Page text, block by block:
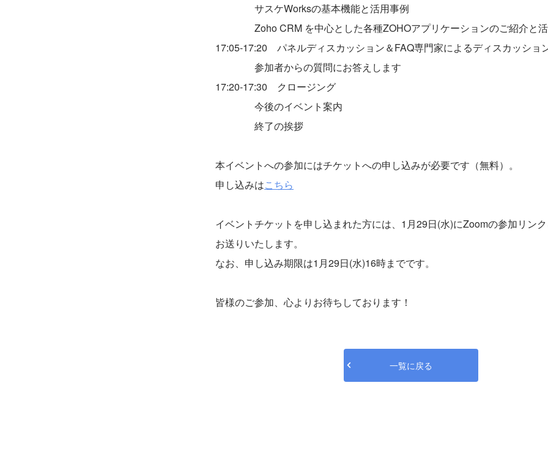
サスケWorksの基本機能と活用事例
Zoho CRM を中心とした各種ZOHOアプリケーションのご紹介と活
17:05-17:20 パネルディスカッション＆FAQ専門家によるディスカッショ
参加者からの質問にお答えします
17:20-17:30 クロージング
今後のイベント案内
終了の挨拶
本イベントへの参加にはチケットへの申し込みが必要です（無料）。
申し込みはこちら
イベントチケットを申し込まれた方には、1月29日(水)にZoomの参加リン
お送りいたします。
なお、申し込み期限は1月29日(水)16時までです。
皆様のご参加、心よりお待ちしております！
一覧に戻る